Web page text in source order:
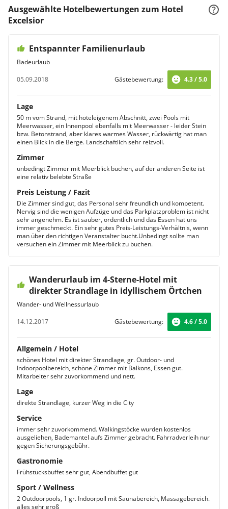
Ausgewählte Hotelbewertungen zum Hotel
Excelsior
Entspannter Familienurlaub
Badeurlaub
05.09.2018
Gästebewertung: 4.3 / 5.0
Lage
50 m vom Strand, mit hoteleigenem Abschnitt, zwei Pools mit
Meerwasser, ein Innenpool ebenfalls mit Meerwasser - leider Stein
bzw. Betonstrand, aber klares warmes Wasser, rückwärtig hat man
einen Blick in die Berge. Landschaftlich sehr reizvoll.
Zimmer
unbedingt Zimmer mit Meerblick buchen, auf der anderen Seite ist
eine relativ belebte Straße
Preis Leistung / Fazit
Die Zimmer sind gut, das Personal sehr freundlich und kompetent.
Nervig sind die wenigen Aufzüge und das Parkplatzproblem ist nicht
sehr angenehm. Es ist sauber, ordentlich und das Essen hat uns
immer geschmeckt. Ein sehr gutes Preis-Leistungs-Verhältnis, wenn
man über den richtigen Veranstalter bucht.Unbedingt sollte man
versuchen ein Zimmer mit Meerblick zu buchen.
Wanderurlaub im 4-Sterne-Hotel mit
direkter Strandlage in idyllischem Örtchen
Wander- und Wellnessurlaub
14.12.2017
Gästebewertung: 4.6 / 5.0
Allgemein / Hotel
schönes Hotel mit direkter Strandlage, gr. Outdoor- und
Indoorpoolbereich, schöne Zimmer mit Balkons, Essen gut.
Mitarbeiter sehr zuvorkommend und nett.
Lage
direkte Strandlage, kurzer Weg in die City
Service
immer sehr zuvorkommend. Walkingstöcke wurden kostenlos
ausgeliehen, Bademantel aufs Zimmer gebracht. Fahrradverleih nur
gegen Sicherungsgebühr.
Gastronomie
Frühstücksbuffet sehr gut, Abendbuffet gut
Sport / Wellness
2 Outdoorpools, 1 gr. Indoorpoll mit Saunabereich, Massagebereich.
alles sehr groß